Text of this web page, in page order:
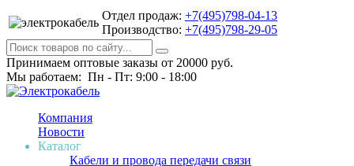
Отдел продаж: +7(495)798-04-13
Производство: +7(495)798-29-05
Принимаем оптовые заказы от 20000 руб.
Мы работаем: Пн - Пт: 9:00 - 18:00
Компания
Новости
Каталог
Кабели и провода передачи связи